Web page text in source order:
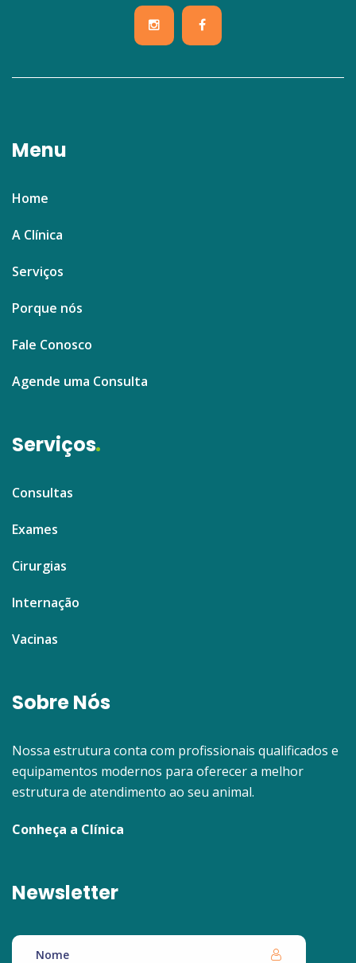
Menu
Home
A Clínica
Serviços
Porque nós
Fale Conosco
Agende uma Consulta
Serviços
Consultas
Exames
Cirurgias
Internação
Vacinas
Sobre Nós
Nossa estrutura conta com profissionais qualificados e
equipamentos modernos para oferecer a melhor
estrutura de atendimento ao seu animal.
Conheça a Clínica
Newsletter